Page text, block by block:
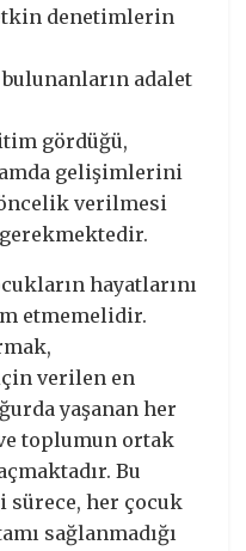
denetimlerin
adalet
gördüğü,
gelişimlerini
verilmesi
hayatlarını
etmemelidir.
verilen en
yaşanan her
toplumun ortak
Bu
her çocuk
sağlanmadığı